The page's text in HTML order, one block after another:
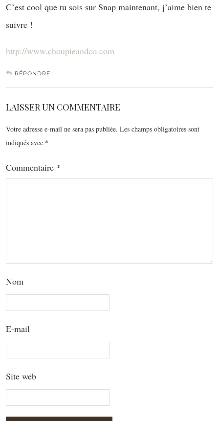
C’est cool que tu sois sur Snap maintenant, j’aime bien te
suivre !
http://www.choupieandco.com
RÉPONDRE
LAISSER UN COMMENTAIRE
Votre adresse e-mail ne sera pas publiée. Les champs obligatoires sont
indiqués avec *
Commentaire *
Nom
E-mail
Site web